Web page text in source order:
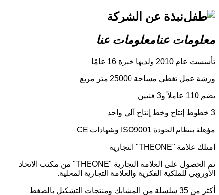
نبذة عن الشركة
معلومات عنامعلومات عنا
تأسست عام 2010 ولديها خبرة 16 عامًا
ورشة عمل تغطي مساحة 25000 متر مربع
يضم 110 عاملاً و3 فنيين
3 خطوط إنتاج وخط إنتاج آلي واحد
مؤهلة بنظام الجودة ISO9001 وشهادات CE
امتلك علامة "THEONE" التجارية
تم الحصول على العلامة التجارية "THEONE" من مكتب الاتحاد
الأوروبي للملكية الفكرية والعلامة التجارية المحلية.
أكثر من 35 سلسلة من المشابك ومنتجات التشكيل بالضغط